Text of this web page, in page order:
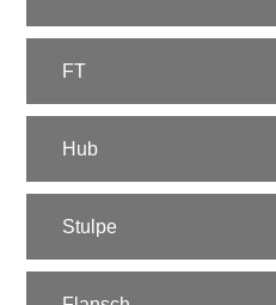
FT
Hub
Stulpe